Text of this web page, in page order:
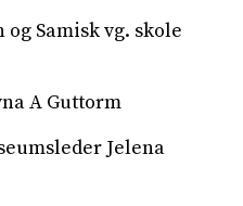
Samisk vg. skole
A Guttorm
Jelena